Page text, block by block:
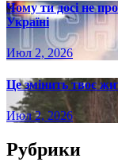
Чому ти досі не
Україні
Июл 2, 2026
Це змінить твоє
Июл 2, 2026
Рубрики